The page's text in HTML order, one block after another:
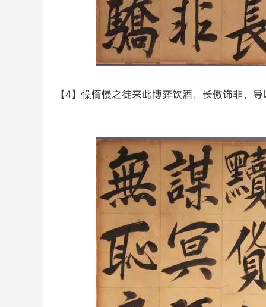
【4】懆惰慢之徒来此博弈饮酒，长傲饰非，